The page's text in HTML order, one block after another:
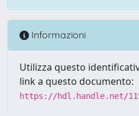
Informazioni
Utilizza questo
link a questo documento:
https://hdl.handle.net/